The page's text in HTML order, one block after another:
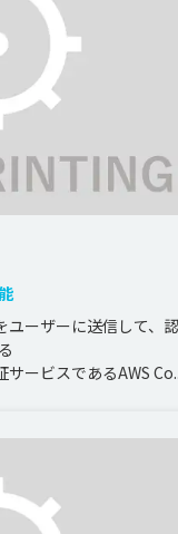
ーザーに送信して、
ービスであるAWS